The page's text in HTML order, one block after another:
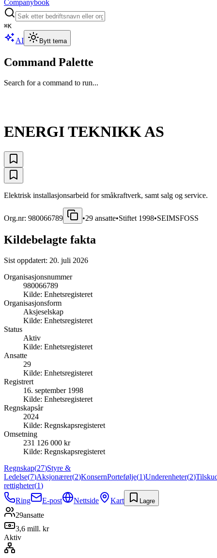
Companybook
⌘K
AI Bytt tema
Command Palette
Search for a command to run...
ENERGI TEKNIKK AS
Elektrisk installasjonsarbeid for småkraftverk, samt salg og service.
Org.nr: 980066789 •29 ansatte•Stiftet 1998•SEIMSFOSS
Kildebelagte fakta
Sist oppdatert: 20. juli 2026
Organisasjonsnummer
980066789
Kilde: Enhetsregisteret
Organisasjonsform
Aksjeselskap
Kilde: Enhetsregisteret
Status
Aktiv
Kilde: Enhetsregisteret
Ansatte
29
Kilde: Enhetsregisteret
Registrert
16. september 1998
Kilde: Enhetsregisteret
Regnskapsår
2024
Kilde: Regnskapsregisteret
Omsetning
231 126 000 kr
Kilde: Regnskapsregisteret
Regnskap(27)Styre &
Ledelse(7)Aksjonærer(2)KonsernPortefølje(1)Underenheter(2)
rettigheter(1)
Ring
E-post Nettside Kart Lagre
29ansatte
3,6 mill. kr
Aktiv